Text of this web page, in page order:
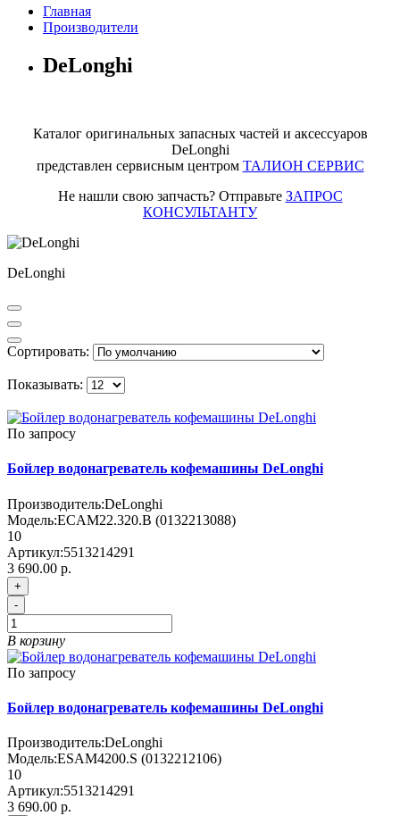
Главная
Производители
DeLonghi
Каталог оригинальных запасных частей и аксессуаров
DeLonghi
представлен сервисным центром ТАЛИОН СЕРВИС
Не нашли свою запчасть? Отправьте ЗАПРОС
КОНСУЛЬТАНТУ
DeLonghi
Сортировать:
Показывать:
По запросу
Бойлер водонагреватель кофемашины DeLonghi
Производитель:DeLonghi
Модель:ECAM22.320.B (0132213088)
10
Артикул:5513214291
3 690.00 р.
+
-
В корзину
По запросу
Бойлер водонагреватель кофемашины DeLonghi
Производитель:DeLonghi
Модель:ESAM4200.S (0132212106)
10
Артикул:5513214291
3 690.00 р.